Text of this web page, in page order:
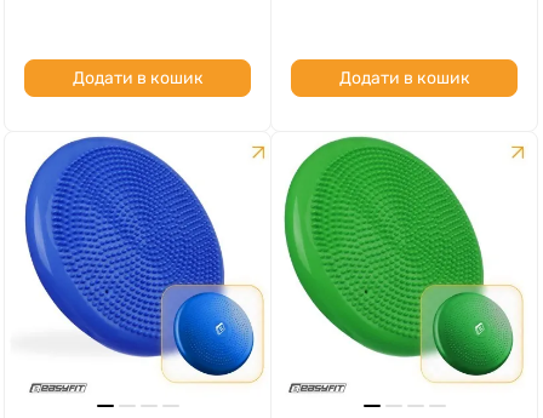
Додати в кошик Додати в кошик